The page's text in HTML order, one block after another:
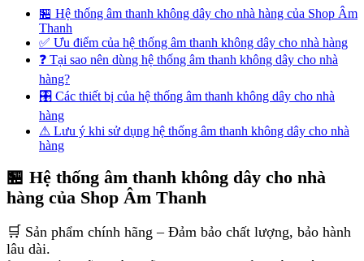
🏪 Hệ thống âm thanh không dây cho nhà hàng của Shop Âm
Thanh
✅ Ưu điểm của hệ thống âm thanh không dây cho nhà hàng
❓ Tại sao nên dùng hệ thống âm thanh không dây cho nhà
hàng?
🎛 Các thiết bị của hệ thống âm thanh không dây cho nhà
hàng
⚠ Lưu ý khi sử dụng hệ thống âm thanh không dây cho nhà
hàng
🏪 Hệ thống âm thanh không dây cho nhà
hàng của Shop Âm Thanh
🛒 Sản phẩm chính hãng – Đảm bảo chất lượng, bảo hành
lâu dài.